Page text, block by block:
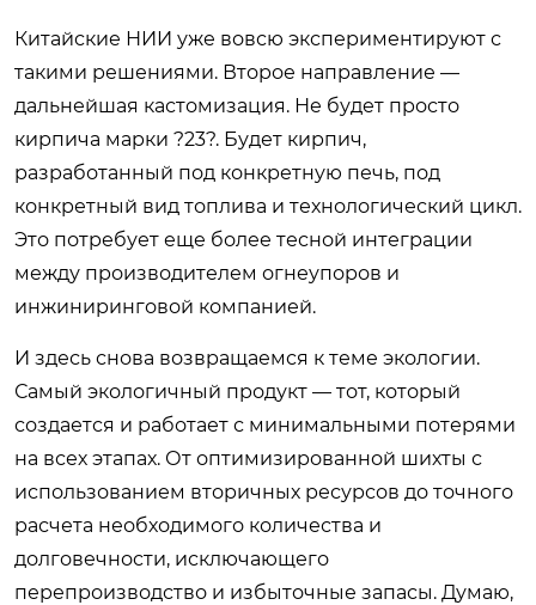
Китайские НИИ уже вовсю экспериментируют с
такими решениями. Второе направление —
дальнейшая кастомизация. Не будет просто
кирпича марки ?23?. Будет кирпич,
разработанный под конкретную печь, под
конкретный вид топлива и технологический цикл.
Это потребует еще более тесной интеграции
между производителем огнеупоров и
инжиниринговой компанией.
И здесь снова возвращаемся к теме экологии.
Самый экологичный продукт — тот, который
создается и работает с минимальными потерями
на всех этапах. От оптимизированной шихты с
использованием вторичных ресурсов до точного
расчета необходимого количества и
долговечности, исключающего
перепроизводство и избыточные запасы. Думаю,